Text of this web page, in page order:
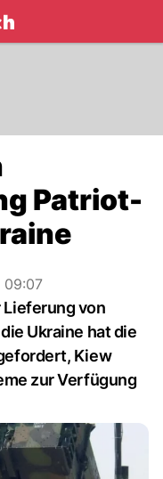
Patriot-
09:07
Lieferung von
Ukraine hat die
Kiew
zur Verfügung